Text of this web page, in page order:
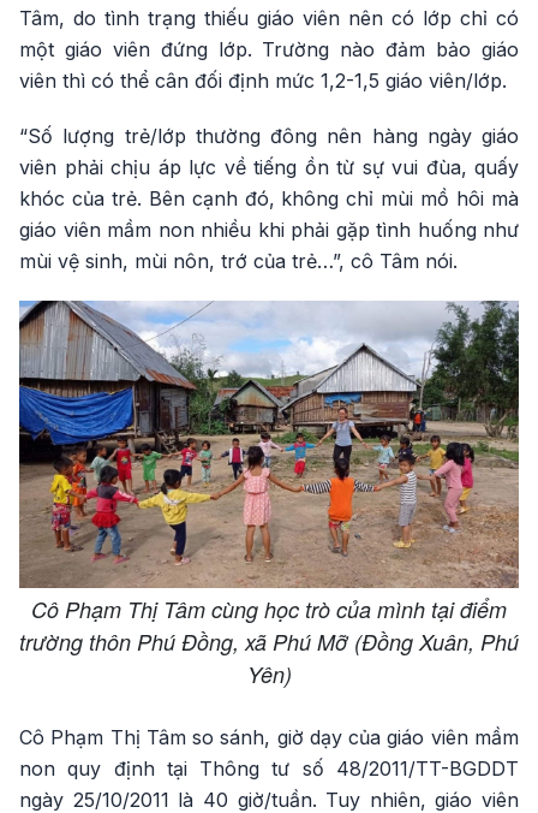
Tâm, do tình trạng thiếu giáo viên nên có lớp chỉ có
một giáo viên đứng lớp. Trường nào đảm bảo giáo
viên thì có thể cân đối định mức 1,2-1,5 giáo viên/lớp.
“Số lượng trẻ/lớp thường đông nên hàng ngày giáo
viên phải chịu áp lực về tiếng ồn từ sự vui đùa, quấy
khóc của trẻ. Bên cạnh đó, không chỉ mùi mồ hôi mà
giáo viên mầm non nhiều khi phải gặp tình huống như
mùi vệ sinh, mùi nôn, trớ của trẻ…”, cô Tâm nói.
Cô Phạm Thị Tâm cùng học trò của mình tại điểm
trường thôn Phú Đồng, xã Phú Mỡ (Đồng Xuân, Phú
Yên)
Cô Phạm Thị Tâm so sánh, giờ dạy của giáo viên mầm
non quy định tại Thông tư số 48/2011/TT-BGDDT
ngày 25/10/2011 là 40 giờ/tuần. Tuy nhiên, giáo viên